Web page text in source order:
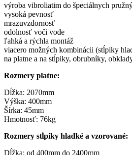
výroba vibroliatim do špeciálnych
vysoká pevnosť
mrazuvzdornosť
odolnosť voči vode
ľahká a rýchla montáž
viacero možných kombinácii (stĺpiky
na platne a na stĺpiky, obrubníky,
Rozmery platne:
Dĺžka: 2070mm
Výška: 400mm
Šírka: 45mm
Hmotnosť: 76kg
Rozmery stĺpiky hladké a vzorované:
Dĺžka: od 400mm do 2400mm